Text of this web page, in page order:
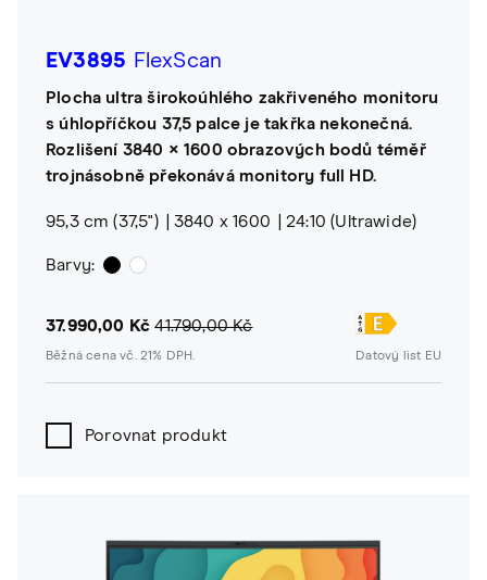
EV3895 FlexScan
Plocha ultra širokoúhlého zakřiveného monitoru
s úhlopříčkou 37,5 palce je takřka nekonečná.
Rozlišení 3840 × 1600 obrazových bodů téměř
trojnásobně překonává monitory full HD.
95,3 cm (37,5") 3840 x 1600 24:10 (Ultrawide)
Barvy:
37.990,00 Kč 41.790,00 Kč
Běžná cena vč. 21% DPH. Datový list EU
Porovnat produkt